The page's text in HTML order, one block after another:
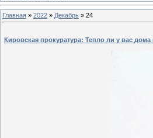
Главная » 2022 » Декабрь » 24
Кировская прокуратура: Тепло ли у вас